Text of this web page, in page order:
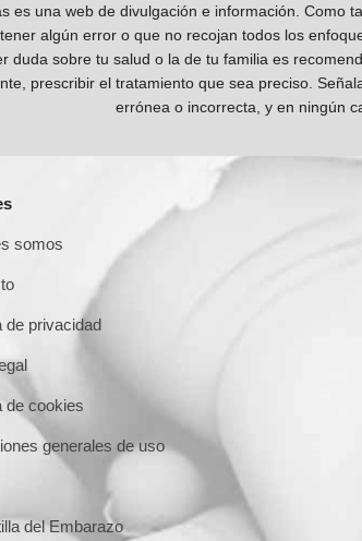
es una web de divulgación e información. Como
algún error o que no recojan todos los
duda sobre tu salud o la de tu familia es
prescribir el tratamiento que sea preciso.
errónea o incorrecta, y en ningún
somos
de privacidad
de cookies
generales de uso
del Embarazo